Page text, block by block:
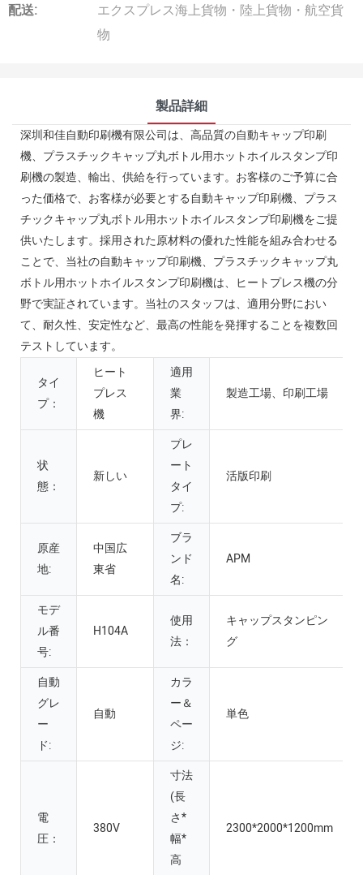
配送:
エクスプレス海上貨物・陸上貨物・航空貨
物
製品詳細
深圳和佳自動印刷機有限公司は、高品質の自動キャップ印刷
機、プラスチックキャップ丸ボトル用ホットホイルスタンプ印
刷機の製造、輸出、供給を行っています。お客様のご予算に合
った価格で、お客様が必要とする自動キャップ印刷機、プラス
チックキャップ丸ボトル用ホットホイルスタンプ印刷機をご提
供いたします。採用された原材料の優れた性能を組み合わせる
ことで、当社の自動キャップ印刷機、プラスチックキャップ丸
ボトル用ホットホイルスタンプ印刷機は、ヒートプレス機の分
野で実証されています。当社のスタッフは、適用分野におい
て、耐久性、安定性など、最高の性能を発揮することを複数回
テストしています。
タイ
プ：
ヒート
プレス
機
適用
業
界:
製造工場、印刷工場
状
態：
新しい
プレ
ート
タイ
プ:
活版印刷
原産
地:
中国広
東省
ブラ
ンド
名:
APM
モデ
ル番
号:
H104A
使用
法：
キャップスタンピン
グ
自動
グレ
ー
ド:
自動
カラ
ー＆
ペー
ジ:
単色
電
圧：
380V
寸法
(長
さ*
幅*
高
2300*2000*1200mm